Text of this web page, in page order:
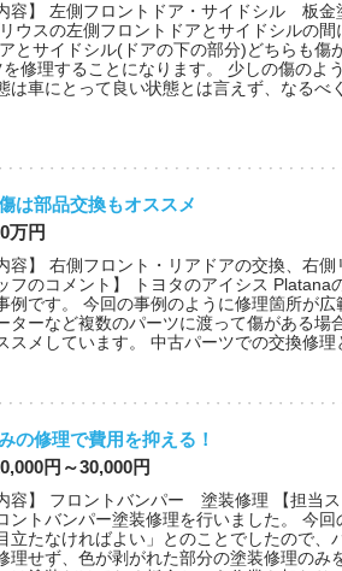
容】 左側フロントドア・サイドシル 板
リウスの左側フロントドアとサイドシルの
とサイドシル(ドアの下の部分)どちらも傷
を修理することになります。 少しの傷のよ
は車にとって良い状態とは言えず、なるべ
は部品交換もオススメ
万円
容】 右側フロント・リアドアの交換、右
フのコメント】 トヨタのアイシス Platana
例です。 今回の事例のように修理箇所が
ターなど複数のパーツに渡って傷がある場
スメしています。 中古パーツでの交換修理
の修理で費用を抑える！
円～30,000円
容】 フロントバンパー 塗装修理 【担当
ントバンパー塗装修理を行いました。 今
立たなければよい」とのことでしたので
理せず、色が剥がれた部分の塗装修理のみ